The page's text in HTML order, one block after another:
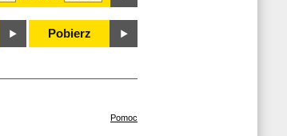
Pobierz
Pomoc